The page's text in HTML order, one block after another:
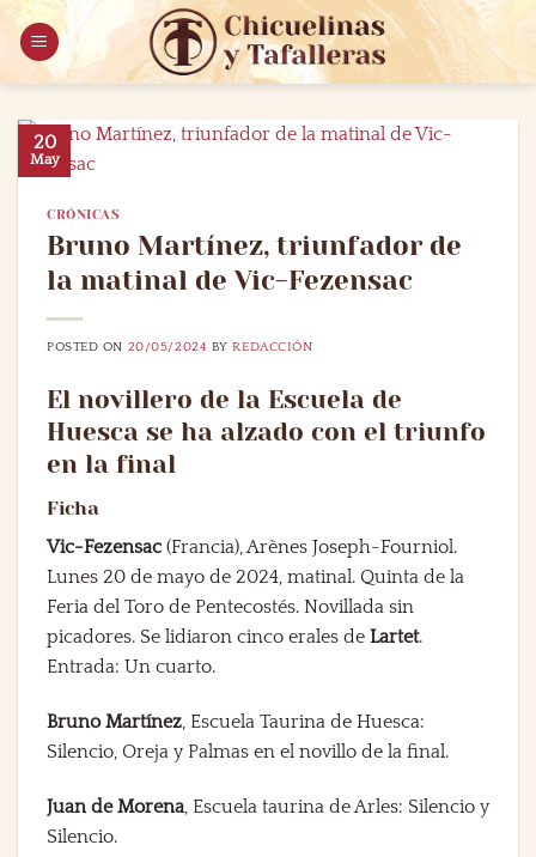
Saltar
contenido
20
May
CRÓNICAS
Bruno Martínez, triunfador de
la matinal de Vic-Fezensac
POSTED ON 20/05/2024 BYREDACCIÓN
El novillero de la Escuela de
Huesca se ha alzado con el triunfo
en la final
Ficha
Vic-Fezensac (Francia), Arènes Joseph-Fourniol.
Lunes 20 de mayo de 2024, matinal. Quinta de la
Feria del Toro de Pentecostés. Novillada sin
picadores. Se lidiaron cinco erales de Lartet.
Entrada: Un cuarto.
Bruno Martínez, Escuela Taurina de Huesca:
Silencio, Oreja y Palmas en el novillo de la final.
Juan de Morena , Escuela taurina de Arles: Silencio y
Silencio.